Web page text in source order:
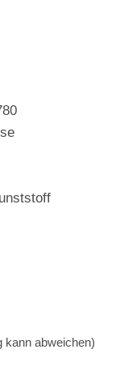
kann abweichen)